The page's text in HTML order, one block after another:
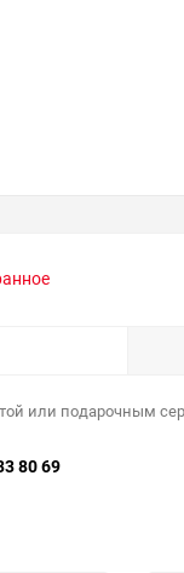
или подарочным
80 69